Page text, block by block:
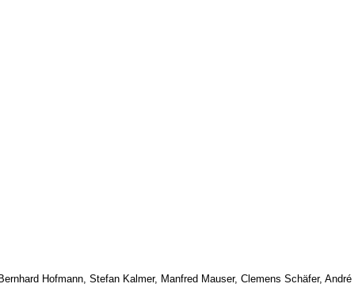
Hofmann, Stefan Kalmer, Manfred Mauser, Clemens Schäfer, André